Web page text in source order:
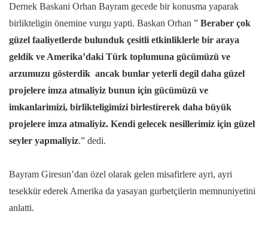
Dernek Baskani Orhan Bayram gecede bir konusma yaparak
birlikteligin önemine vurgu yapti. Baskan Orhan ” Beraber çok
güzel faaliyetlerde bulunduk çesitli etkinliklerle bir araya
geldik ve Amerika’daki Türk toplumuna gücümüzü ve
arzumuzu gösterdik ancak bunlar yeterli degil daha güzel
projelere imza atmaliyiz bunun için gücümüzü ve
imkanlarimizi, birlikteligimizi birlestirerek daha büyük
projelere imza atmaliyiz. Kendi gelecek nesillerimiz için güzel
seyler yapmaliyiz.” dedi.
Bayram Giresun’dan özel olarak gelen misafirlere ayri, ayri
tesekkür ederek Amerika da yasayan gurbetçilerin memnuniyetini
anlatti.